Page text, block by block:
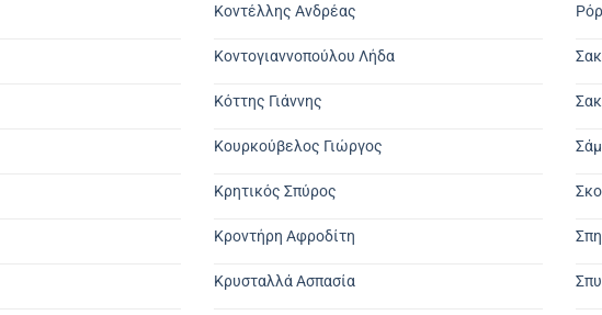
Κοντέλλης Ανδρέας
Κοντογιαννοπούλου Λήδα
Κόττης Γιάννης
Κουρκούβελος Γιώργος
Κρητικός Σπύρος
Κροντήρη Αφροδίτη
Κρυσταλλά Ασπασία